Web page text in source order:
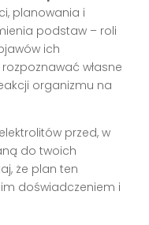
planowania i
podstaw – roli
ich
własne
organizmu na
przed, w
do twoich
że plan ten
doświadczeniem i